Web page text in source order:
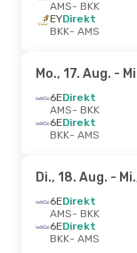
AMS- BKK
EYDirekt
BKK- AMS
Mo., 17. Aug. -
6EDirekt
AMS- BKK
6EDirekt
BKK- AMS
Di., 18. Aug. -
6EDirekt
AMS- BKK
6EDirekt
BKK- AMS